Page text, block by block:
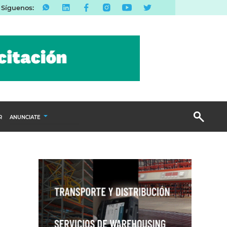
Síguenos:
ANUNCIATE
Email Marketing
Branded Content
Publicidad Revista